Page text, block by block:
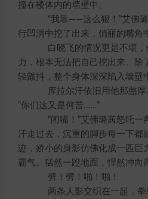
撞在楼体内的墙壁中。
“我靠——这么狠！”艾佛璐
行凹洞中挖了出来，俏丽的嘴角
白晓飞的情况更是不堪，
力，根本无法把自己挖出来。除
轻颤抖，整个身体深深陷入墙壁
库拉尔汗依旧用他那憨厚
“你们这又是何苦……”
“闭嘴！”艾佛璐茜怒吒一
汗走过去，沉重的脚步每一下都
迹，娇小的身影仿佛化成一匹巨
霸气。猛然一蹬地面，悍然冲向
劈！劈！啪！啪！
两条人影交织在一起，拳